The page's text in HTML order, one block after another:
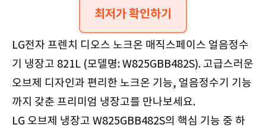
최저가 확인하기
LG전자 프렌치 디오스 노크온 매직스페이스 얼음정수
기 냉장고 821L (모델명: W825GBB482S). 고급스러운
오브제 디자인과 편리한 노크온 기능, 얼음정수기 기능
까지 갖춘 프리미엄 냉장고를 만나보세요.
LG 오브제 냉장고 W825GBB482S의 핵심 기능 중 하